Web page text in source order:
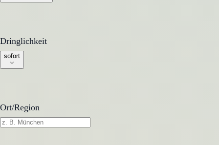
Dringlichkeit
Dringlichkeit
sofort
Ort/Region